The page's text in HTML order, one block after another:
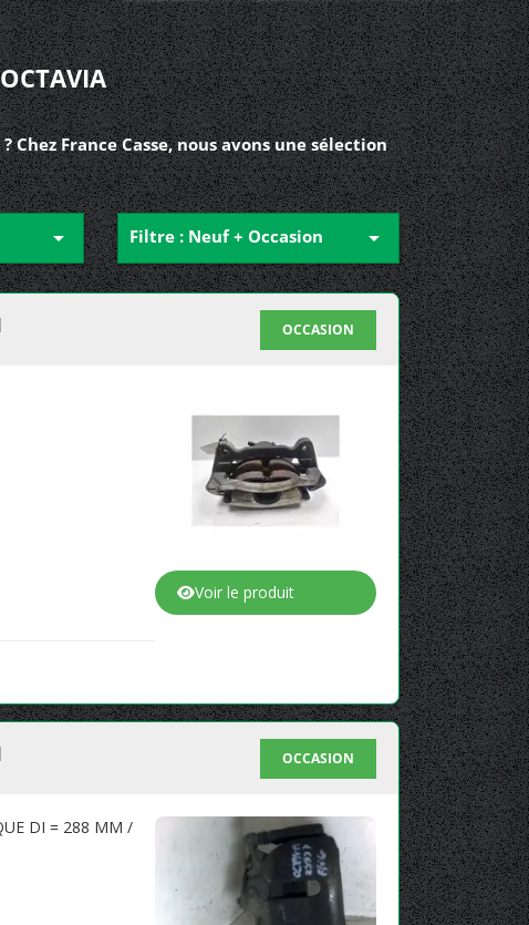
France Casse, nous avons une sélection
 Filtre : Neuf + Occasion 
OCCASION
Voir le produit
OCCASION
DI = 288 MM /